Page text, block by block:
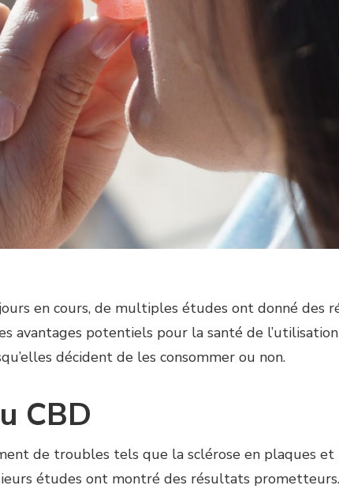
en cours, de multiples études ont donné des
avantages potentiels pour la santé de
décident de les consommer ou non.
CBD
de troubles tels que la sclérose en plaques et
études ont montré des résultats